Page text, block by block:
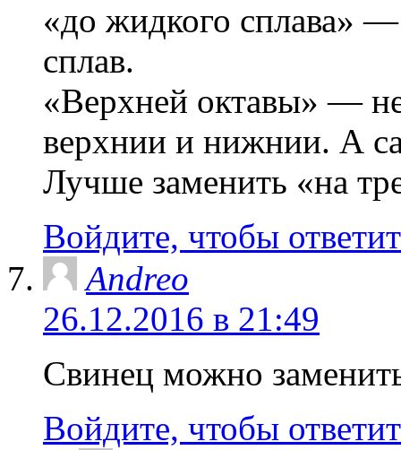
«до жидкого сплава»
сплав.
«Верхней октавы» —
верхнии и нижнии. А
Лучше заменить «на
Войдите, чтобы
Andreo
26.12.2016 в 21:49
Свинец можно
Войдите, чтобы